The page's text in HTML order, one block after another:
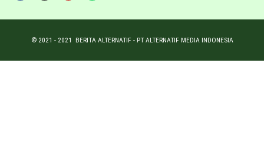
© 2021 - 2021 BERITA ALTERNATIF - PT ALTERNATIF MEDIA INDONESIA